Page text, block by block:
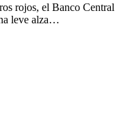
rojos, el Banco Central
leve alza…